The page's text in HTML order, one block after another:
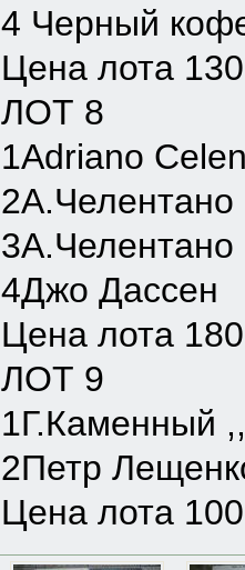
4 Черный
Цена лота 130
ЛОТ 8
1Adriano
2А.Челентано
4Джо Дассен
Цена лота
ЛОТ 9
1Г.Каменный
2Петр
Цена лота